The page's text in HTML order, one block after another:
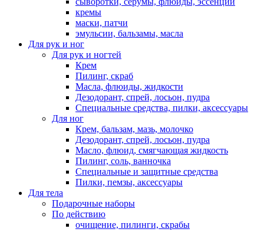
кремы
маски, патчи
эмульсии, бальзамы, масла
Для рук и ног
Для рук и ногтей
Крем
Пилинг, скраб
Масла, флюиды, жидкости
Дезодорант, спрей, лосьон, пудра
Специальные средства, пилки, аксессуары
Для ног
Крем, бальзам, мазь, молочко
Дезодорант, спрей, лосьон, пудра
Масло, флюид, смягчающая жидкость
Пилинг, соль, ванночка
Специальные и защитные средства
Пилки, пемзы, аксессуары
Для тела
Подарочные наборы
По действию
очищение, пилинги, скрабы